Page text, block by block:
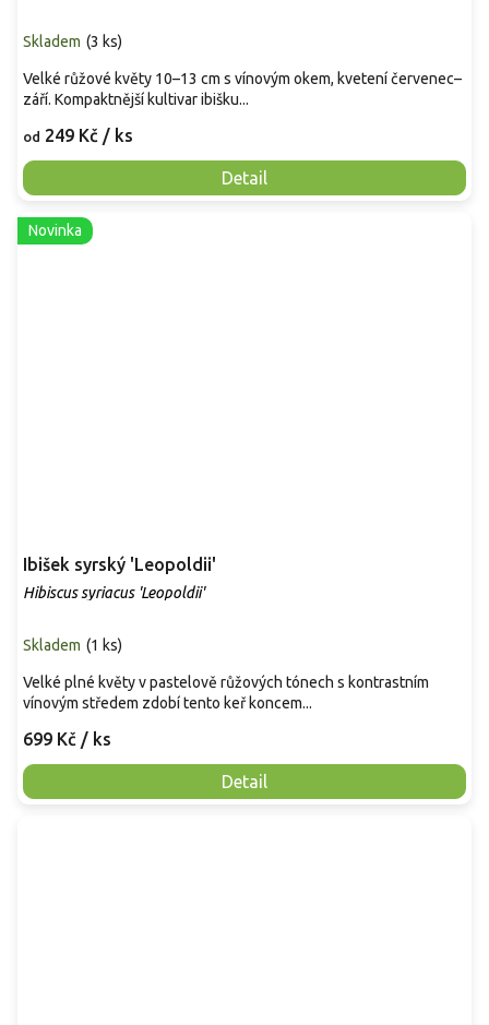
Skladem (3 ks)
od 249 Kč / ks
Detail
Velké růžové květy 10–13 cm s vínovým okem, kvetení červenec–
září. Kompaktnější kultivar ibišku...
Novinka
Ibišek syrský 'Leopoldii'
Hibiscus syriacus 'Leopoldii'
Skladem (1 ks)
699 Kč / ks
Detail
Velké plné květy v pastelově růžových tónech s kontrastním
vínovým středem zdobí tento keř koncem...